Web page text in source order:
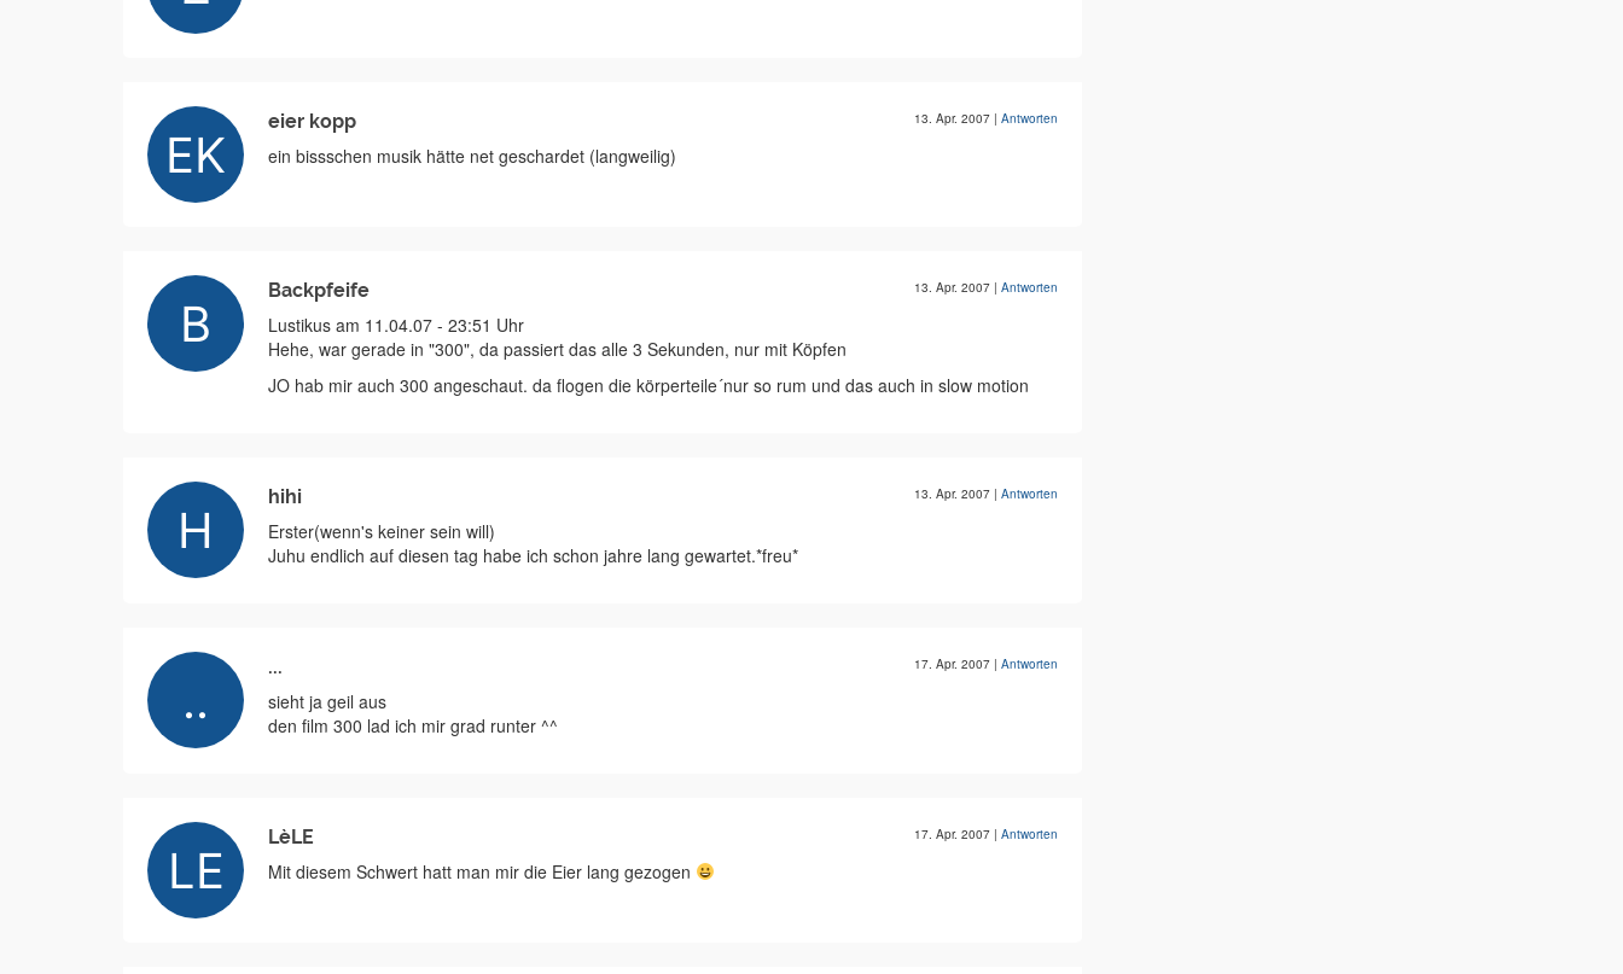
eier kopp 13. Apr. 2007 | Antworten
ein bissschen musik hätte net geschardet (langweilig)
Backpfeife 13. Apr. 2007 | Antworten
Lustikus am 11.04.07 - 23:51 Uhr
Hehe, war gerade in "300", da passiert das alle 3 Sekunden, nur mit Köpfen
JO hab mir auch 300 angeschaut. da flogen die körperteile´nur so rum und das auch in slow motion
hihi 13. Apr. 2007 | Antworten
Erster(wenn's keiner sein will)
Juhu endlich auf diesen tag habe ich schon jahre lang gewartet.*freu*
... 17. Apr. 2007 | Antworten
sieht ja geil aus
den film 300 lad ich mir grad runter ^^
LèLE 17. Apr. 2007 | Antworten
Mit diesem Schwert hatt man mir die Eier lang gezogen